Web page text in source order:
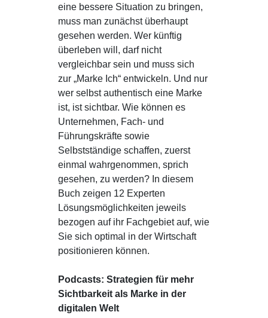
eine bessere Situation zu bringen,
muss man zunächst überhaupt
gesehen werden. Wer künftig
überleben will, darf nicht
vergleichbar sein und muss sich
zur „Marke Ich“ entwickeln. Und nur
wer selbst authentisch eine Marke
ist, ist sichtbar. Wie können es
Unternehmen, Fach- und
Führungskräfte sowie
Selbstständige schaffen, zuerst
einmal wahrgenommen, sprich
gesehen, zu werden? In diesem
Buch zeigen 12 Experten
Lösungsmöglichkeiten jeweils
bezogen auf ihr Fachgebiet auf, wie
Sie sich optimal in der Wirtschaft
positionieren können.
Podcasts: Strategien für mehr
Sichtbarkeit als Marke in der
digitalen Welt